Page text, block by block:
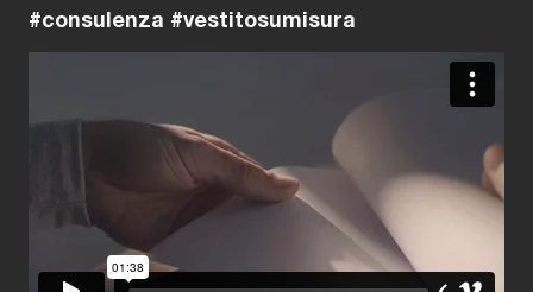
#consulenza #vestitosumisura